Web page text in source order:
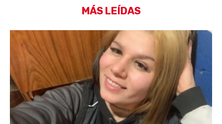
MÁS LEÍDAS